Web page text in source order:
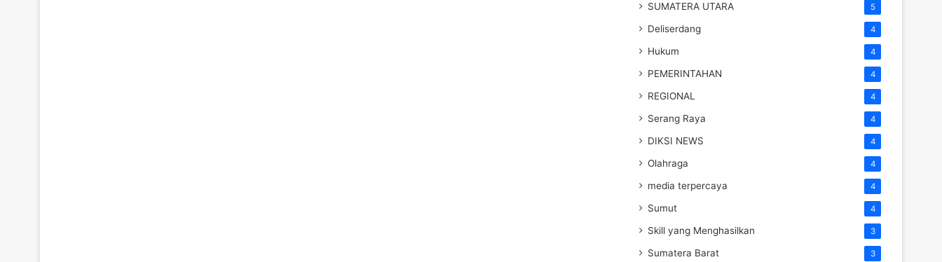
SUMATERA UTARA 5
Deliserdang 4
Hukum 4
PEMERINTAHAN 4
REGIONAL 4
Serang Raya 4
DIKSI NEWS 4
Olahraga 4
media terpercaya 4
Sumut 4
Skill yang Menghasilkan 3
Sumatera Barat 3